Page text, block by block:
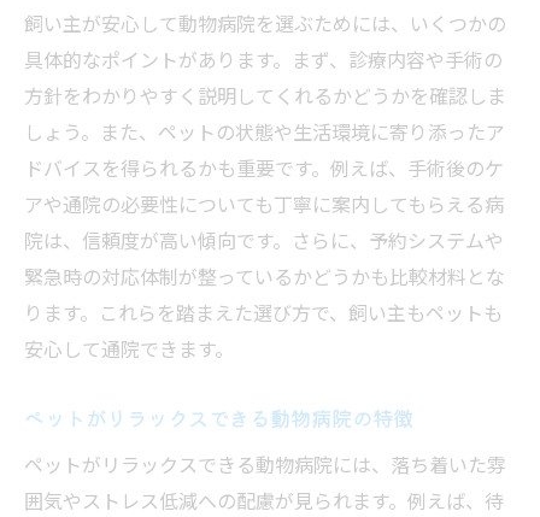
飼い主が安心して動物病院を選ぶためには、いくつかの
具体的なポイントがあります。まず、診療内容や手術の
方針をわかりやすく説明してくれるかどうかを確認しま
しょう。また、ペットの状態や生活環境に寄り添ったア
ドバイスを得られるかも重要です。例えば、手術後のケ
アや通院の必要性についても丁寧に案内してもらえる病
院は、信頼度が高い傾向です。さらに、予約システムや
緊急時の対応体制が整っているかどうかも比較材料とな
ります。これらを踏まえた選び方で、飼い主もペットも
安心して通院できます。
ペットがリラックスできる動物病院の特徴
ペットがリラックスできる動物病院には、落ち着いた雰
囲気やストレス低減への配慮が見られます。例えば、待